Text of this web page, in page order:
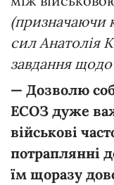
(призначаючи
сил Анатолія
завдання щодо
— Дозволю
ЕСОЗ дуже
військові
потраплянні
їм щоразу